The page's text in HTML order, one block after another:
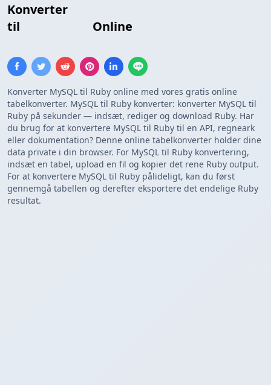
Konverter
til
Online
Konverter MySQL til Ruby online med vores gratis online
tabelkonverter. MySQL til Ruby konverter: konverter MySQL til
Ruby på sekunder — indsæt, rediger og download Ruby. Har
du brug for at konvertere MySQL til Ruby til en API, regneark
eller dokumentation? Denne online tabelkonverter holder dine
data private i din browser. For MySQL til Ruby konvertering,
indsæt en tabel, upload en fil og kopier det rene Ruby output.
For at konvertere MySQL til Ruby pålideligt, kan du først
gennemgå tabellen og derefter eksportere det endelige Ruby
resultat.